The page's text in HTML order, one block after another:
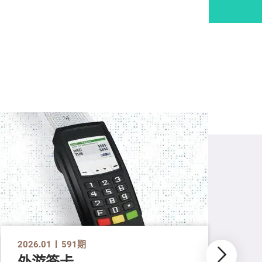
2026.01 591期